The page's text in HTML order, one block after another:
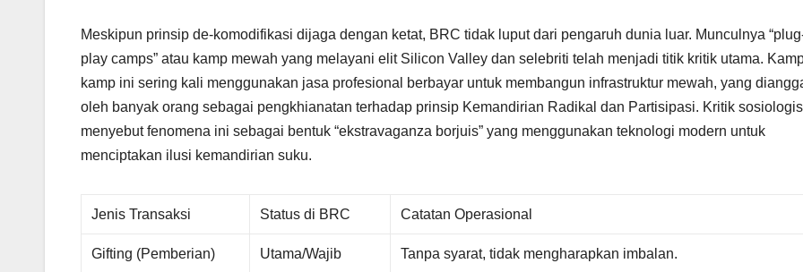
Meskipun prinsip de-komodifikasi dijaga dengan ketat, BRC tidak luput dari pengaruh dunia luar. Munculnya
play camps” atau kamp mewah yang melayani elit Silicon Valley dan selebriti telah menjadi titik kritik utama.
kamp ini sering kali menggunakan jasa profesional berbayar untuk membangun infrastruktur mewah, yang
oleh banyak orang sebagai pengkhianatan terhadap prinsip Kemandirian Radikal dan Partisipasi. Kritik sosiologis
menyebut fenomena ini sebagai bentuk “ekstravaganza borjuis” yang menggunakan teknologi modern untuk
menciptakan ilusi kemandirian suku.
Jenis Transaksi Status di BRC Catatan Operasional
Gifting (Pemberian) Utama/Wajib Tanpa syarat, tidak mengharapkan imbalan.